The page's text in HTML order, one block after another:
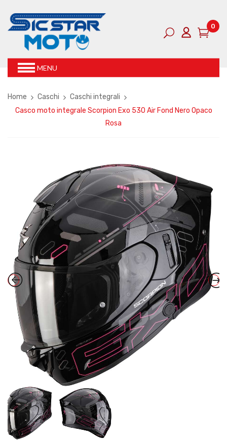
0
MENU
Home Caschi
Caschi integrali
Casco moto integrale Scorpion Exo 530 Air Fond Nero Opaco
Rosa